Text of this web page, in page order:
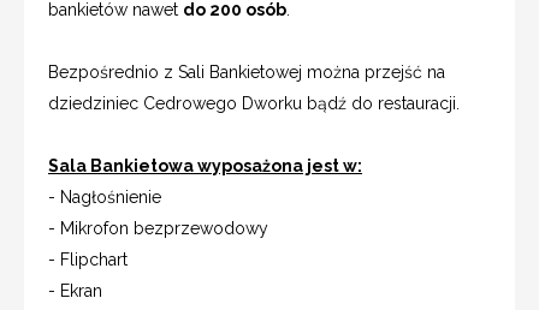
bankietów nawet do 200 osób
Bezpośrednio z Sali Bankietowej można przejść na
dziedziniec Cedrowego Dworku bądź do restauracji.
Sala Bankietowa wyposażona jest w:
- Nagłośnienie
- Mikrofon bezprzewodowy
- Flipchart
- Ekran